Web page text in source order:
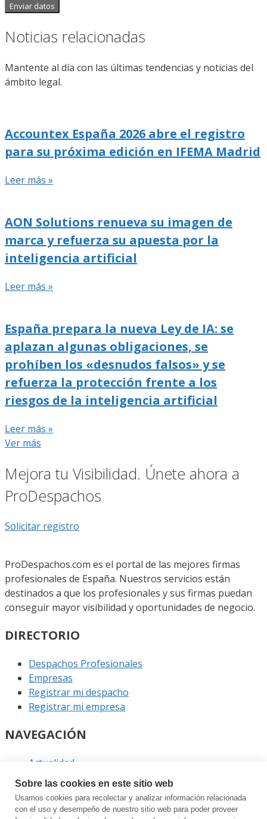
Enviar datos
Noticias relacionadas
Mantente al día con las últimas tendencias y noticias del
ámbito legal.
Accountex España 2026 abre el registro
para su próxima edición en IFEMA Madrid
Leer más »
AON Solutions renueva su imagen de
marca y refuerza su apuesta por la
inteligencia artificial
Leer más »
España prepara la nueva Ley de IA: se
aplazan algunas obligaciones, se
prohíben los «desnudos falsos» y se
refuerza la protección frente a los
riesgos de la inteligencia artificial
Leer más »
Ver más
Mejora tu Visibilidad. Únete ahora a
ProDespachos
Solicitar registro
ProDespachos.com es el portal de las mejores firmas
profesionales de España. Nuestros servicios están
destinados a que los profesionales y sus firmas puedan
conseguir mayor visibilidad y oportunidades de negocio.
DIRECTORIO
Despachos Profesionales
Empresas
Registrar mi despacho
Registrar mi empresa
NAVEGACIÓN
Actualidad
Podcast
Entrevistas
Eventos
Sobre las cookies en este sitio web
Usamos cookies para recolectar y analizar información relacionada
con el uso y desempeño de nuestro sitio web para poder proveer